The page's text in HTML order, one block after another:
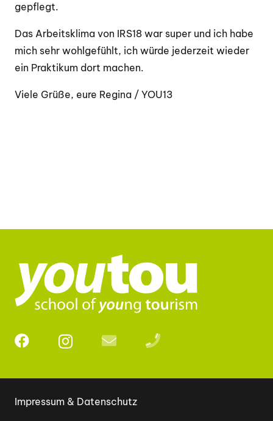
gepflegt.
Das Arbeitsklima von IRS18 war super und ich habe
mich sehr wohlgefühlt, ich würde jederzeit wieder
ein Praktikum dort machen.
Viele Grüße, eure Regina / YOU13
Impressum & Datenschutz